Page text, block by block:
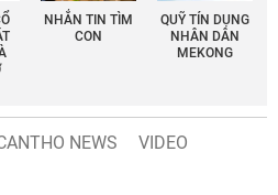
NHẮN TIN TÌM
CON
QUỸ TÍN DỤNG
NHÂN DÂN
MEKONG
NEWS
VIDEO